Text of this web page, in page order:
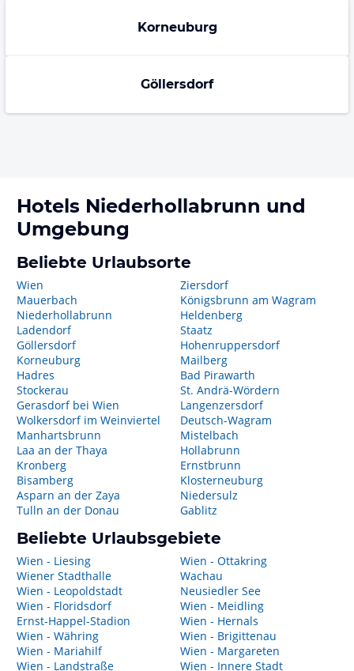
Korneuburg
Göllersdorf
Hotels Niederhollabrunn und
Umgebung
Beliebte Urlaubsorte
Wien
Mauerbach
Niederhollabrunn
Ladendorf
Göllersdorf
Korneuburg
Hadres
Stockerau
Gerasdorf bei Wien
Wolkersdorf im Weinviertel
Manhartsbrunn
Laa an der Thaya
Kronberg
Bisamberg
Asparn an der Zaya
Tulln an der Donau
Ziersdorf
Königsbrunn am Wagram
Heldenberg
Staatz
Hohenruppersdorf
Mailberg
Bad Pirawarth
St. Andrä-Wördern
Langenzersdorf
Deutsch-Wagram
Mistelbach
Hollabrunn
Ernstbrunn
Klosterneuburg
Niedersulz
Gablitz
Beliebte Urlaubsgebiete
Wien - Liesing
Wiener Stadthalle
Wien - Leopoldstadt
Wien - Floridsdorf
Ernst-Happel-Stadion
Wien - Währing
Wien - Mariahilf
Wien - Landstraße
Wien - Ottakring
Wachau
Neusiedler See
Wien - Meidling
Wien - Hernals
Wien - Brigittenau
Wien - Margareten
Wien - Innere Stadt